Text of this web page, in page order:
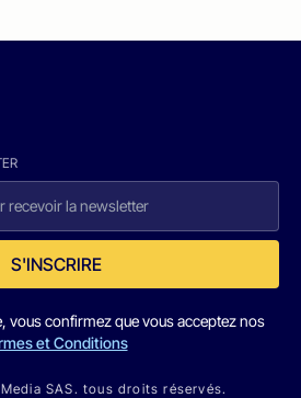
S'INSCRIRE
vous confirmez que vous acceptez nos
et Conditions
SAS. tous droits réservés.